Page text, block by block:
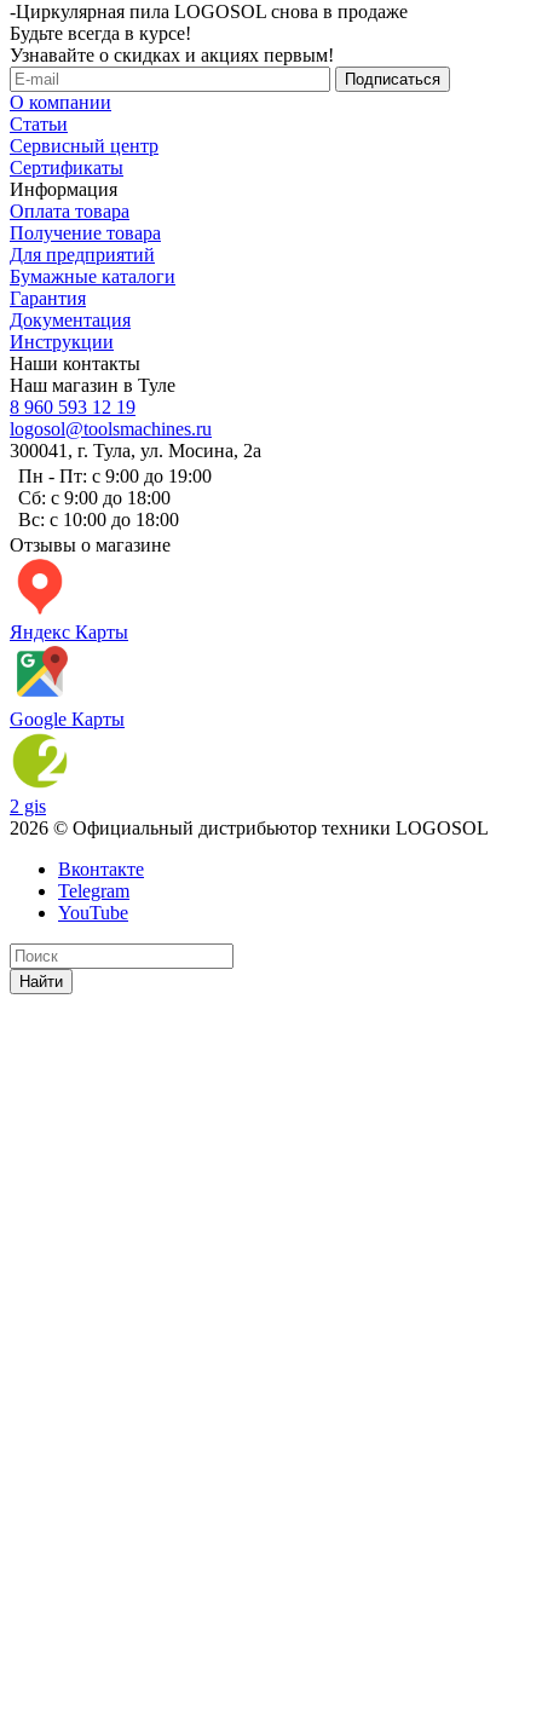
-Циркулярная пила LOGOSOL снова в продаже
Будьте всегда в курсе!
Узнавайте о скидках и акциях первым!
О компании
Статьи
Сервисный центр
Сертификаты
Информация
Оплата товара
Получение товара
Для предприятий
Бумажные каталоги
Гарантия
Документация
Инструкции
Наши контакты
Наш магазин в Туле
8 960 593 12 19
logosol@toolsmachines.ru
300041, г. Тула, ул. Мосина, 2а
Пн - Пт: с 9:00 до 19:00
Сб: с 9:00 до 18:00
Вс: с 10:00 до 18:00
Отзывы о магазине
Яндекс Карты
Google Карты
2 gis
2026 © Официальный дистрибьютор техники LOGOSOL
Вконтакте
Telegram
YouTube
Найти